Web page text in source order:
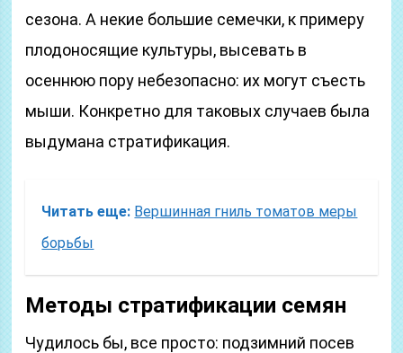
сезона. А некие большие семечки, к примеру
плодоносящие культуры, высевать в
осеннюю пору небезопасно: их могут съесть
мыши. Конкретно для таковых случаев была
выдумана стратификация.
Читать еще: Вершинная гниль томатов меры
борьбы
Методы стратификации семян
Чудилось бы, все просто: подзимний посев